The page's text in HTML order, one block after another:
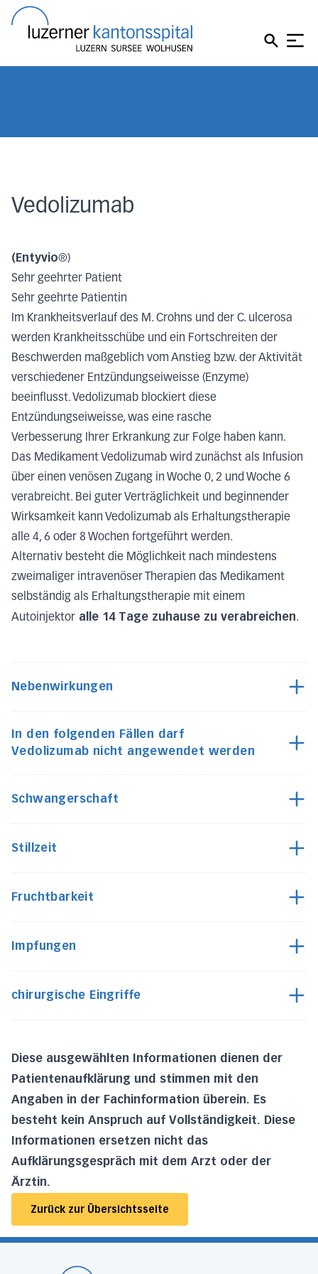
Vedolizumab
(Entyvio®)
Sehr geehrter Patient
Sehr geehrte Patientin
Im Krankheitsverlauf des M. Crohns und der C. ulcerosa
werden Krankheitsschübe und ein Fortschreiten der
Beschwerden maßgeblich vom Anstieg bzw. der Aktivität
verschiedener Entzündungseiweisse (Enzyme)
beeinflusst. Vedolizumab blockiert diese
Entzündungseiweisse, was eine rasche
Verbesserung Ihrer Erkrankung zur Folge haben kann.
Das Medikament Vedolizumab wird zunächst als Infusion
über einen venösen Zugang in Woche 0, 2 und Woche 6
verabreicht. Bei guter Verträglichkeit und beginnender
Wirksamkeit kann Vedolizumab als Erhaltungstherapie
alle 4, 6 oder 8 Wochen fortgeführt werden.
Alternativ besteht die Möglichkeit nach mindestens
zweimaliger intravenöser Therapien das Medikament
selbständig als Erhaltungstherapie mit einem
Autoinjektor alle 14 Tage zuhause zu verabreichen.
Nebenwirkungen
In den folgenden Fällen darf
Vedolizumab nicht angewendet werden
Schwangerschaft
Stillzeit
Fruchtbarkeit
Impfungen
chirurgische Eingriffe
Diese ausgewählten Informationen dienen der
Patientenaufklärung und stimmen mit den
Angaben in der Fachinformation überein. Es
besteht kein Anspruch auf Vollständigkeit. Diese
Informationen ersetzen nicht das
Aufklärungsgespräch mit dem Arzt oder der
Ärztin.
Zurück zur Übersichtsseite